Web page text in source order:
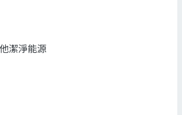
潔淨能源